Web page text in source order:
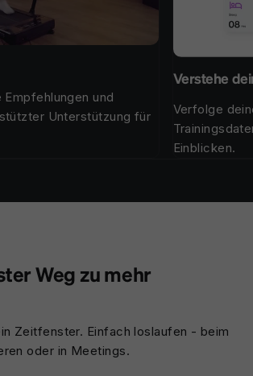
Empfehlungen und
Unterstützung für
Verstehe
Verfolge
Einblicken.
Weg zu mehr
Zeitfenster. Einfach loslaufen - beim
oder in Meetings.